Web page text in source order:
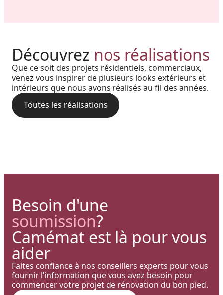
Découvrez nos réalisations
Que ce soit des projets résidentiels, commerciaux,
venez vous inspirer de plusieurs looks extérieurs et
intérieurs que nous avons réalisés au fil des années.
Toutes les réalisations
Réalisation au Nouveau-
Brunswick : Charme côtier et
durabilité absolue avec nos
rampes et colonnes en PVC
Harmonie, prestige et précision
: quand chaque détail
architectural prend vie grâce à
nos solutions haut de gamme
Cour arrière d’une résidence :
L’alliance du style bois et de la
performance aluminium pour
une terrasse polyvalente
Besoin d'une
soumission?
Camémat est là pour vous
aider
Faites confiance à nos conseillers experts pour vous
fournir l’information que vous avez besoin pour
commencer votre projet de rénovation du bon pied.